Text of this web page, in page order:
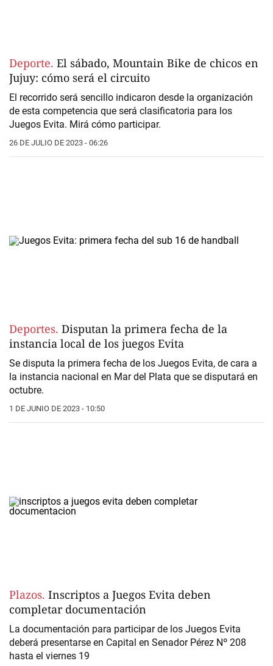
Deporte. El sábado, Mountain Bike de chicos en
Jujuy: cómo será el circuito
El recorrido será sencillo indicaron desde la organización
de esta competencia que será clasificatoria para los
Juegos Evita. Mirá cómo participar.
26 DE JULIO DE 2023 - 06:26
Deportes. Disputan la primera fecha de la
instancia local de los juegos Evita
Se disputa la primera fecha de los Juegos Evita, de cara a
la instancia nacional en Mar del Plata que se disputará en
octubre.
1 DE JUNIO DE 2023 - 10:50
Plazos. Inscriptos a Juegos Evita deben
completar documentación
La documentación para participar de los Juegos Evita
deberá presentarse en Capital en Senador Pérez Nº 208
hasta el viernes 19